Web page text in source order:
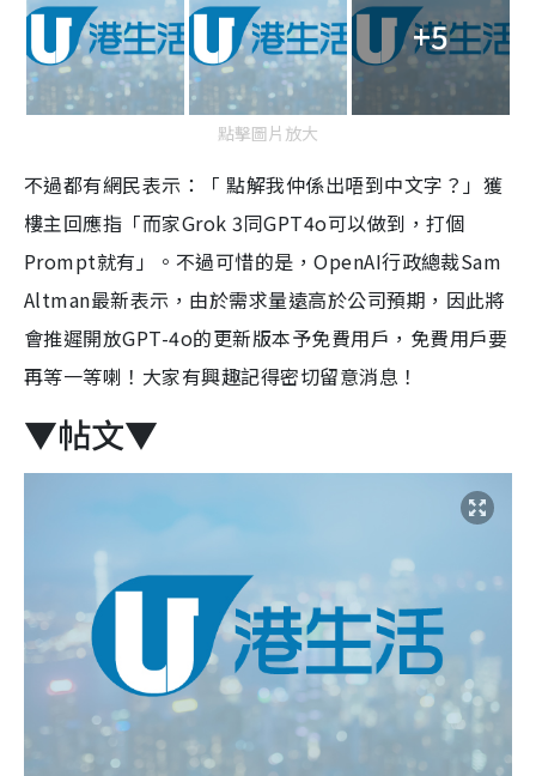
+5
點擊圖片放大
不過都有網民表示：「 點解我仲係出唔到中文字？」獲
樓主回應指「而家Grok 3同GPT4o可以做到，打個
Prompt就有」。不過可惜的是，OpenAI行政總裁Sam
Altman最新表示，由於需求量遠高於公司預期，因此將
會推遲開放GPT-4o的更新版本予免費用戶，免費用戶要
再等一等喇！大家有興趣記得密切留意消息！
▼帖文▼